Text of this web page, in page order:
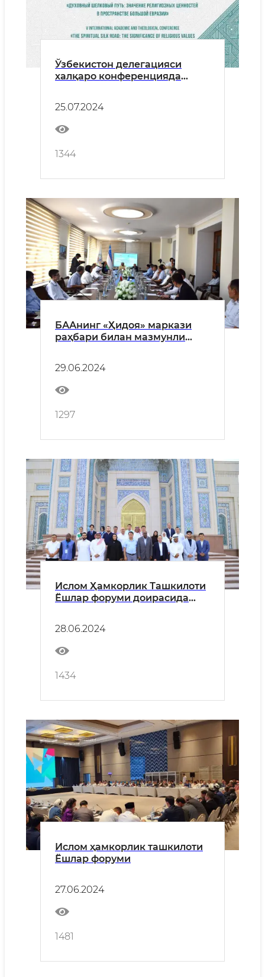
Ўзбекистон делегацияси
халқаро конференцияда
25.07.2024
1344
БААнинг «Ҳидоя» маркази
раҳбари билан мазмунли
29.06.2024
1297
Ислом Ҳамкорлик Ташкилоти
Ёшлар форуми доирасида
28.06.2024
1434
Ислом ҳамкорлик ташкилоти
Ёшлар форуми
27.06.2024
1481